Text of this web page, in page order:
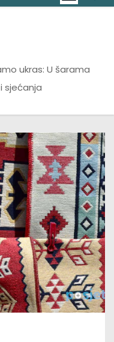
ukras: U šarama
sjećanja